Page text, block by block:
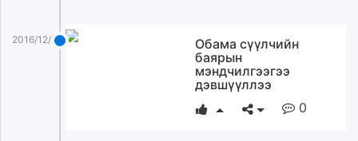
unread.today
2016/12/25
Обама сүүлчийн
баярын
мэндчилгээгээ
дэвшүүллээ
0